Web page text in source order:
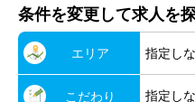
条件を変更して求人を
エリア 指定し
こだわり 指定し